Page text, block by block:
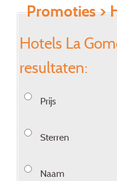
Promoties>
Hotels La
resultaten:
Prijs
Sterren
Naam